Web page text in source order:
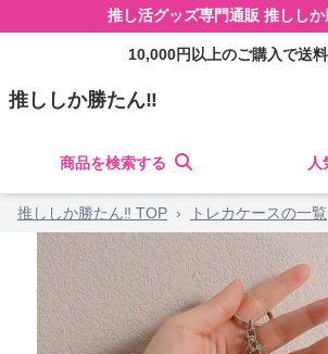
推し活グッズ専門通販 推ししか
10,000円以上のご購入で送
推ししか勝たん‼
商品を検索する
推ししか勝たん‼ TOP › トレカケースの一覧